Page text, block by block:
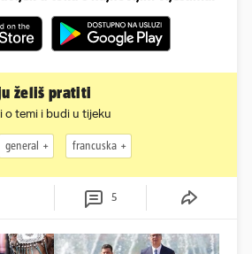
želiš pratiti
o temi i budi u tijeku
general francuska
5